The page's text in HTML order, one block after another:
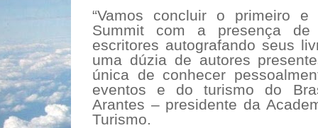
“Vamos concluir o primeiro
Summit com a presença
escritores autografando seus
uma dúzia de autores
única de conhecer
eventos e do turismo do
Arantes – presidente da
Turismo.